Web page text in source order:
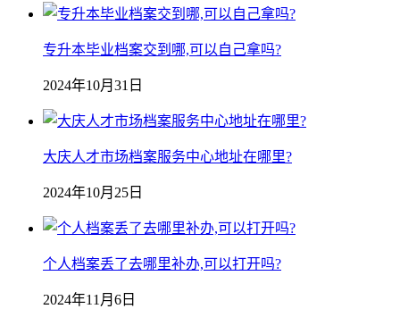
专升本毕业档案交到哪,可以自己拿吗?
2024年10月31日
大庆人才市场档案服务中心地址在哪里?
2024年10月25日
个人档案丢了去哪里补办,可以打开吗?
2024年11月6日